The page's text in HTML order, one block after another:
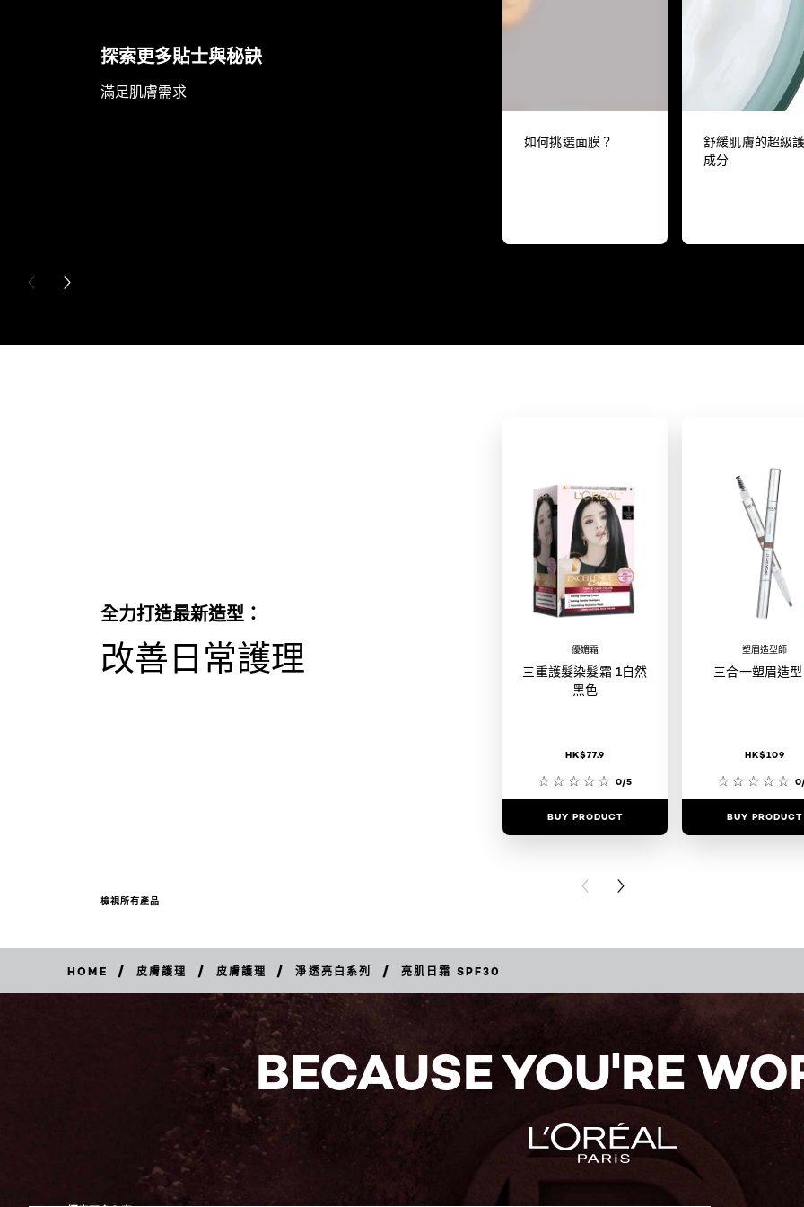
探索更多貼士與秘訣
滿足肌膚需求
如何挑選面膜？
舒緩肌膚的超級
成分
PREVIOUS CARD
NEXT CARD
改善日常護理
全力打造最新造型：
優媚霜
三重護髮染髮霜 1自然
黑色
HK$77.9
0/5
BUY PRODUCT
塑眉造型師
三合一塑眉造
HK$109
BUY PRODUCT
PREVIOUS CARD
NEXT CARD
檢視所有產品
HOME / 皮膚護理 / 皮膚護理 / 淨透亮白系列 / 亮肌日霜 SPF30
BECAUSE YOU'RE